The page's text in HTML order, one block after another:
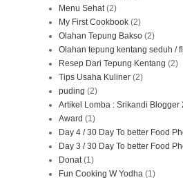
Menu Sehat (2)
My First Cookbook (2)
Olahan Tepung Bakso (2)
Olahan tepung kentang seduh /
Resep Dari Tepung Kentang (2)
Tips Usaha Kuliner (2)
puding (2)
Artikel Lomba : Srikandi Blogger
Award (1)
Day 4 / 30 Day To better Food
Day 3 / 30 Day To better Food
Donat (1)
Fun Cooking W Yodha (1)